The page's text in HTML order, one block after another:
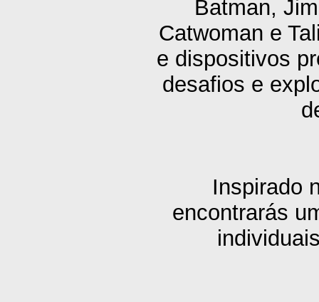
Batman,
Catwoman e
e dispositivos
desafios e
Inspirado
encontrarás